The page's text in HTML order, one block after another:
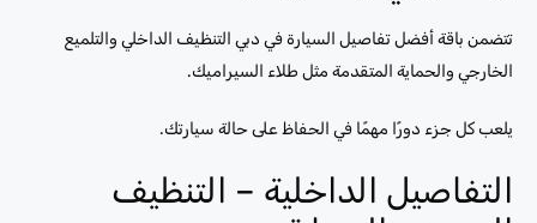
تتضمن باقة أفضل تفاصيل السيارة في دبي التنظيف الداخلي والتلميع
الخارجي والحماية المتقدمة مثل طلاء السيراميك.
يلعب كل جزء دورًا مهمًا في الحفاظ على حالة سيارتك.
التفاصيل الداخلية – التنظيف